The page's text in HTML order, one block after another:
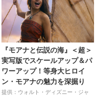
『モアナと伝説の海』＜超＞
実写版でスケールアップ＆パ
ワーアップ！等身大ヒロイ
ン・モアナの魅力を深掘り
提供：ウォルト・ディズニー・ジャ